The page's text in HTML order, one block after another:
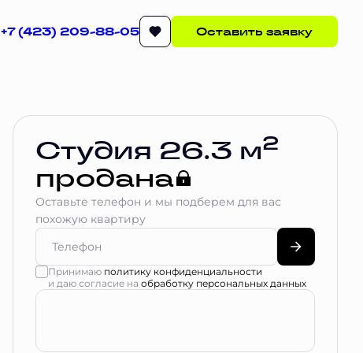
+7 (423) 209-88-05 Оставить заявку
Студия 26.3 м2
продана
Оставьте телефон и мы подберем для вас
похожую квартиру
Принимаю политику конфиденциальности
и даю согласие на обработку персональных данных